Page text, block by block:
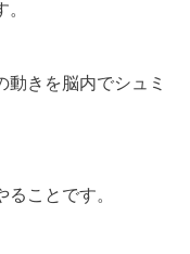
きを脳内でシュミ
ことです。